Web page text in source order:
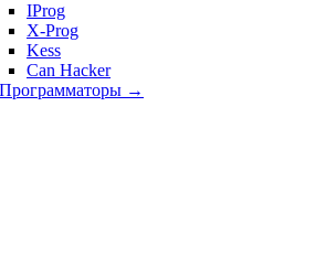
IProg
X-Prog
Kess
Can Hacker
→